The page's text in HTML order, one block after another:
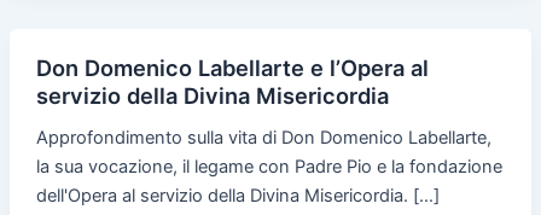
Don Domenico Labellarte e l’Opera al
servizio della Divina Misericordia
Approfondimento sulla vita di Don Domenico Labellarte,
la sua vocazione, il legame con Padre Pio e la fondazione
dell'Opera al servizio della Divina Misericordia. […]